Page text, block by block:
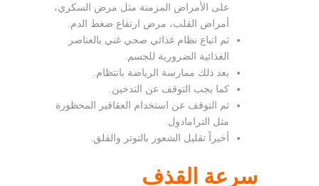
على الأمراض المزمنة مثل مرض السكري،
أمراض القلب، مرض ارتفاع ضغط الدم.
ثم اتباع نظام غذائي صحي غني بالعناصر
الغذائية الضرورية للجسم.
بعد ذلك ممارسة الرياضة بانتظام.
كما يجب التوقف عن التدخين.
ثم التوقف عن استخدام العقاقير المحظورة
مثل الترامادول.
أخيراًتقليل الشعور بالتوتر والقلق
سرعة القذف